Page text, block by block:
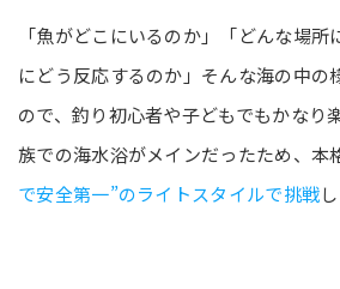
「魚がどこにいるのか」「どんな場
にどう反応するのか」そんな海の中の
ので、釣り初心者や子どもでもかなり
族での海水浴がメインだったため、本
で安全第一”のライトスタイルで挑戦